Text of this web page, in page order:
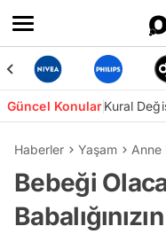
Güncel KonularKural
Haberler Yaşam Anne
Bebeği